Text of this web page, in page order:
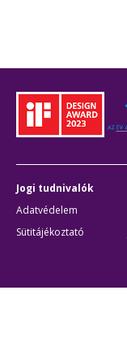
Jogi tudnivalók
Adatvédelem
Sütitájékoztató